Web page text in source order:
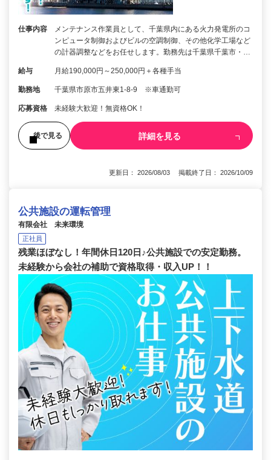
仕事内容
メンテナンス作業員として、千葉県内にある火力発電所のコ
ンピュータ制御およびビルの空調制御、その他化学工場など
の計器調整などをお任せします。勤務先は千葉県千葉市・…
給与 月給190,000円～250,000円＋各種手当
勤務地 千葉県市原市五井東1-8-9 ※車通勤可
応募資格 未経験大歓迎！無資格OK！
後で見る 詳細を見る
更新日： 2026/08/03 掲載終了日： 2026/10/09
公共施設の運転管理
有限会社 未来環境
正社員
残業ほぼなし！年間休日120日♪公共施設での安定勤務。
未経験から会社の補助で資格取得・収入UP！！